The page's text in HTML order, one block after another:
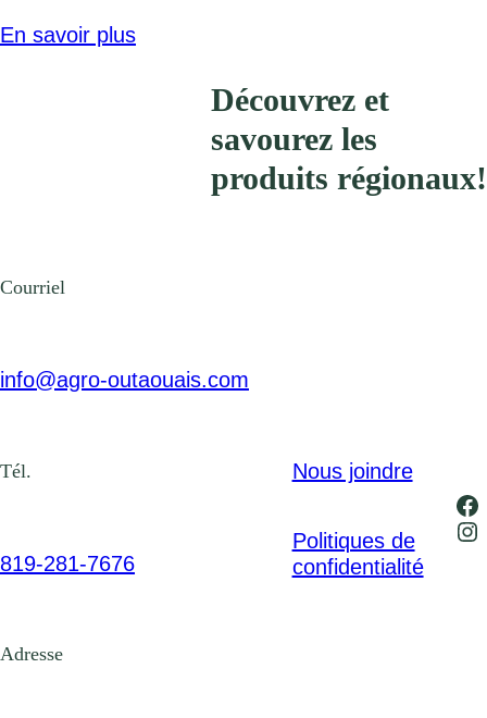
En savoir plus
Découvrez et
savourez les
produits régionaux!
Courriel
info@agro-outaouais.com
Tél.
819-281-7676
Adresse
Nous joindre
Politiques de
confidentialité